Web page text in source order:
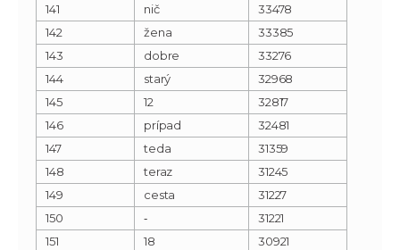
141
nič
33478
142
žena
33385
143
dobre
33276
144
starý
32968
145
12
32817
146
prípad
32481
147
teda
31359
148
teraz
31245
149
cesta
31227
150
‐
31221
151
18
30921